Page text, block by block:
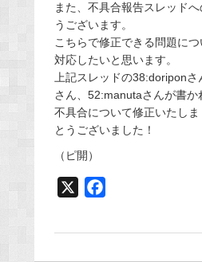
o
k
また、不具合報告スレッド
うございます。
こちらで修正できる問題につ
対応したいと思います。
上記スレッドの38:doripon
さん、52:manutaさんが書か
不具合について修正いたし
とうございました！
（ピ開）